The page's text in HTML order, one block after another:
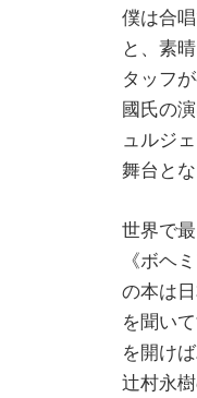
僕は合
と、素
タッフ
國氏の
ュルジ
舞台とな
世界で
《ボヘ
の本は
を聞い
を開け
辻村永